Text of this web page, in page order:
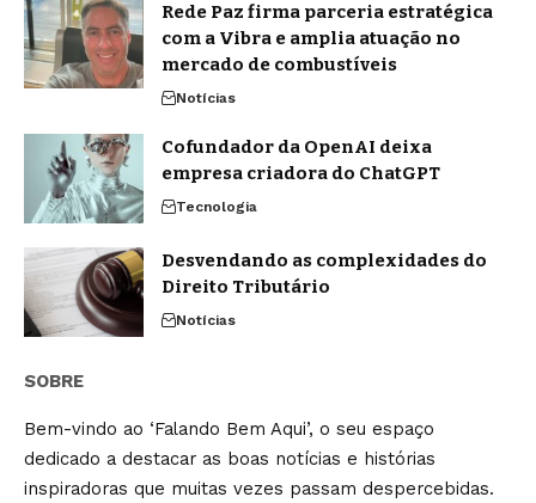
Rede Paz firma parceria estratégica
com a Vibra e amplia atuação no
mercado de combustíveis
Notícias
Cofundador da OpenAI deixa
empresa criadora do ChatGPT
Tecnologia
Desvendando as complexidades do
Direito Tributário
Notícias
SOBRE
Bem-vindo ao ‘Falando Bem Aqui’, o seu espaço
dedicado a destacar as boas notícias e histórias
inspiradoras que muitas vezes passam despercebidas.